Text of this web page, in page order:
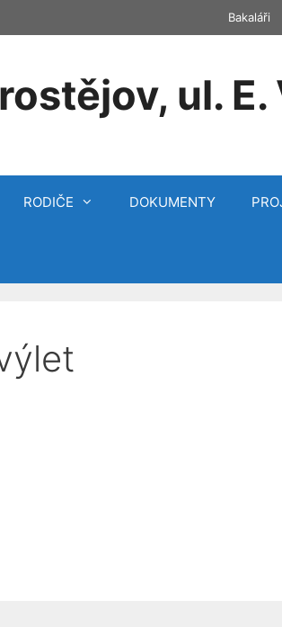
Bakaláři
ul.
RODIČE DOKUMENTY